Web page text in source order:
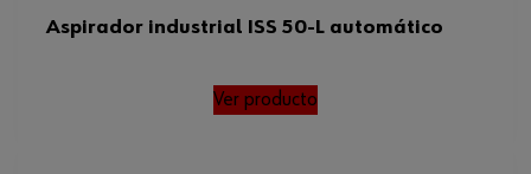
Aspirador industrial ISS 50-L automático
Ver producto